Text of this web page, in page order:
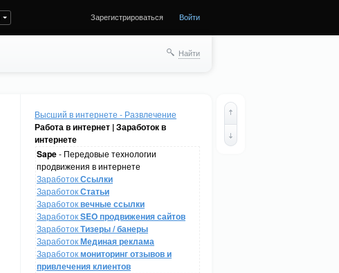
Зарегистрироваться Войти
Найти
Высший в интернете - Развлечение
Работа в интернет | Заработок в
интернете
Sape- Передовые технологии
продвижения в интернете
ЗаработокСсылки
ЗаработокСтатьи
Заработоквечные ссылки
ЗаработокSEO продвижения сайтов
ЗаработокТизеры / банеры
ЗаработокМединая реклама
Заработокмониторинг отзывов и
привлечения клиентов